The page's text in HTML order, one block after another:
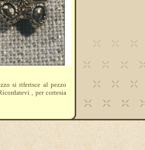
si riferisce al pezzo
, per cortesia